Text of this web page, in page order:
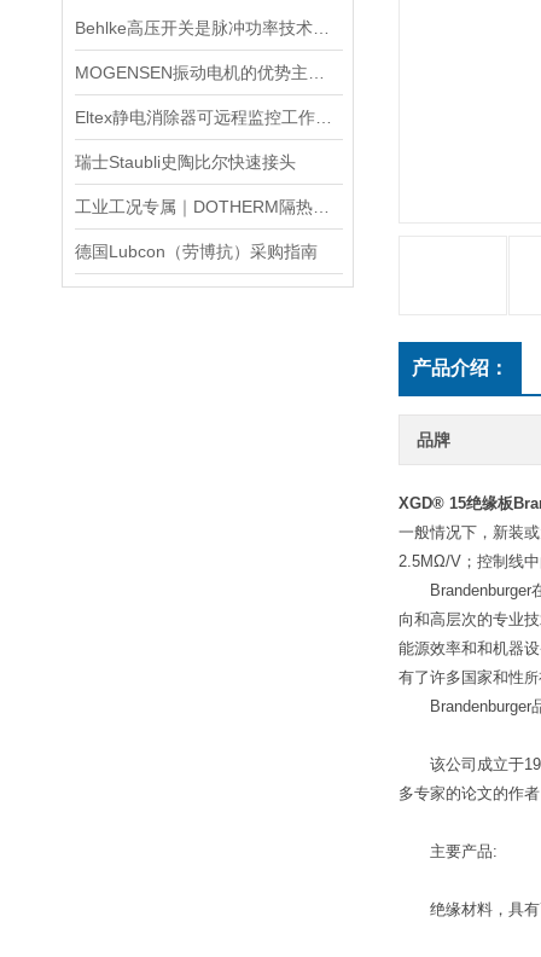
瑞士Staubli史陶比尔快速接头
德国Lubcon（劳博抗）采购指南
产品介绍：
品牌
XGD® 15绝缘板
一般情况下，新装
2.5MΩ/V；控制线
Brandenburger在
向和高层次的专业
能源效率和和机器
有了许多国家和性
Brandenburger
该公司成立于
多专家的论文的作
主要产品:
绝缘材料，具有